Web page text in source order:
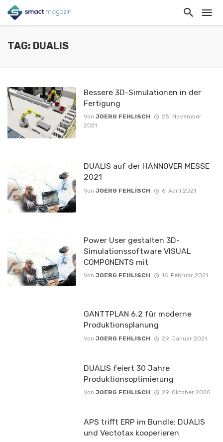
TAG: DUALIS
Bessere 3D-Simulationen in der
Fertigung
Von JOERG FEHLISCH
25. November
2021
DUALIS auf der HANNOVER MESSE
2021
Von JOERG FEHLISCH 6. April 2021
Power User gestalten 3D-
Simulationssoftware VISUAL
COMPONENTS mit
Von JOERG FEHLISCH 16. Februar 2021
GANTTPLAN 6.2 für moderne
Produktionsplanung
Von JOERG FEHLISCH 29. Januar 2021
DUALIS feiert 30 Jahre
Produktionsoptimierung
Von JOERG FEHLISCH 29. Oktober 2020
APS trifft ERP im Bundle: DUALIS
und Vectotax kooperieren